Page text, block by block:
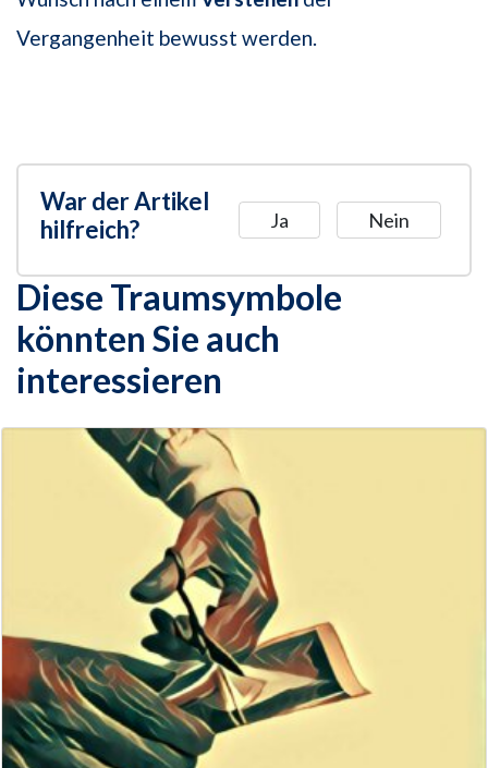
Vergangenheit bewusst werden.
War der Artikel
hilfreich?
Ja Nein
Diese Traumsymbole
könnten Sie auch
interessieren